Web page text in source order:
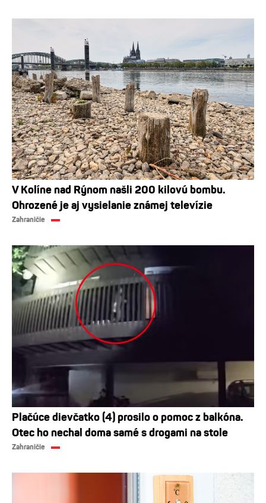
V Kolíne nad Rýnom našli 200 kilovú bombu.
Ohrozené je aj vysielanie známej televízie
Zahraničie
Plačúce dievčatko (4) prosilo o pomoc z balkóna.
Otec ho nechal doma samé s drogami na stole
Zahraničie